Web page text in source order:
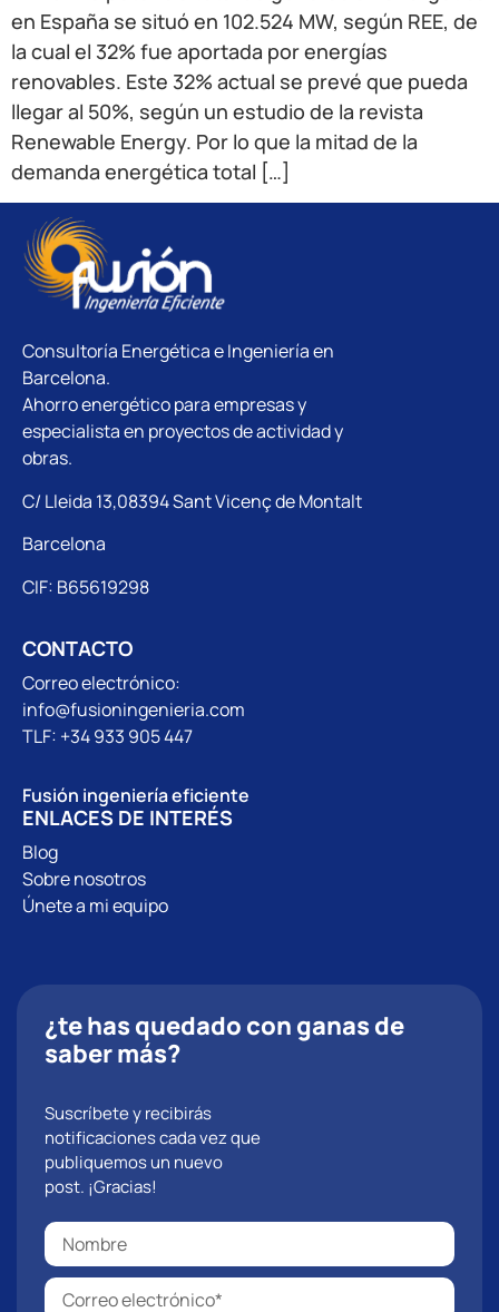
en España se situó en 102.524 MW, según REE, de
la cual el 32% fue aportada por energías
renovables. Este 32% actual se prevé que pueda
llegar al 50%, según un estudio de la revista
Renewable Energy. Por lo que la mitad de la
demanda energética total […]
Consultoría Energética e Ingeniería en
Barcelona.
Ahorro energético para empresas y
especialista en proyectos de actividad y
obras.
C/ Lleida 13,08394 Sant Vicenç de Montalt
Barcelona
CIF: B65619298
CONTACTO
Correo electrónico:
info@fusioningenieria.com
TLF: +34 933 905 447
Fusión ingeniería eficiente
ENLACES DE INTERÉS
Blog
Sobre nosotros
Únete a mi equipo
¿te has quedado con ganas de
saber más?
Suscríbete y recibirás
notificaciones cada vez que
publiquemos un nuevo
post. ¡Gracias!